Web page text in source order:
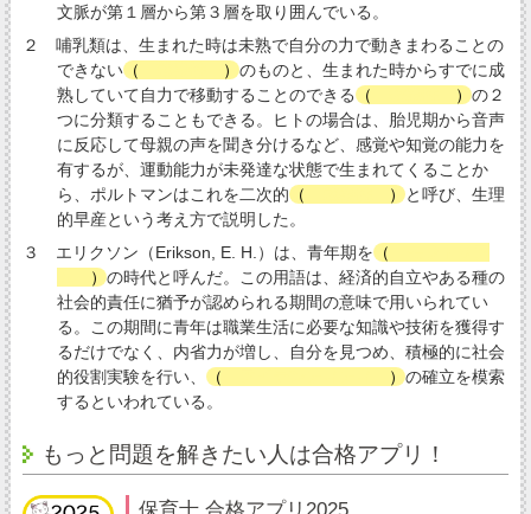
文脈が第１層から第３層を取り囲んでいる。
２ 哺乳類は、生まれた時は未熟で自分の力で動きまわることの
できない（ ）のものと、生まれた時からすでに成
熟していて自力で移動することのできる（ ）の２
つに分類することもできる。ヒトの場合は、胎児期から音声
に反応して母親の声を聞き分けるなど、感覚や知覚の能力を
有するが、運動能力が未発達な状態で生まれてくることか
ら、ポルトマンはこれを二次的（ ）と呼び、生理
的早産という考え方で説明した。
３ エリクソン（Erikson, E. H.）は、青年期を（
）の時代と呼んだ。この用語は、経済的自立やある種の
社会的責任に猶予が認められる期間の意味で用いられてい
る。この期間に青年は職業生活に必要な知識や技術を獲得す
るだけでなく、内省力が増し、自分を見つめ、積極的に社会
的役割実験を行い、 （ ）の確立を模索
するといわれている。
もっと問題を解きたい人は合格アプリ！
保育士 合格アプリ2025